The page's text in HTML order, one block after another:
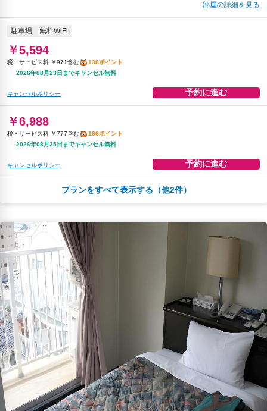
部屋の詳細を見る
駐車場 無料WiFi
￥5,594
税・サービス料 ￥971含む
138ポイント
2026年08月23日までキャンセル無料
キャンセルポリシー 予約に進む
￥6,988
税・サービス料 ￥777含む
186ポイント
2026年08月25日までキャンセル無料
キャンセルポリシー 予約に進む
税・サービス料 ￥820含む
199ポイント
2026年08月25日までキャンセル無料
キャンセルポリシー
朝食 夕食 無料WiFi
￥9,370
税・サービス料 ￥996含む
2026年08月25日までキャンセル無料
キャンセルポリシー 予約に進む
プランをすべて表示する（他2件）